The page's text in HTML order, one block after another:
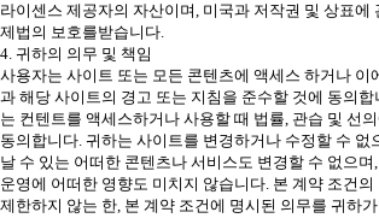
라이센스 제공자의 자산이며, 미국과 저작권 및 상표에
제법의 보호를받습니다.
4. 귀하의 의무 및 책임
사용자는 사이트 또는 모든 콘텐츠에 액세스 하거나 이
과 해당 사이트의 경고 또는 지침을 준수할 것에 동의
는 컨텐트를 액세스하거나 사용할 때 법률, 관습 및 선
동의합니다. 귀하는 사이트를 변경하거나 수정할 수 없
날 수 있는 어떠한 콘텐츠나 서비스도 변경할 수 없으
운영에 어떠한 영향도 미치지 않습니다. 본 계약 조건
제한하지 않는 한, 본 계약 조건에 명시된 의무를 귀하